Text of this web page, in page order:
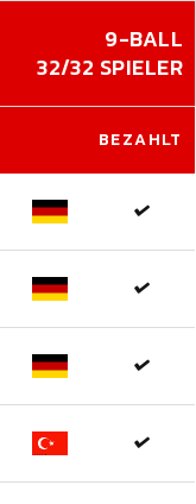
9-BALL
32/32 SPIELER
BEZAHLT